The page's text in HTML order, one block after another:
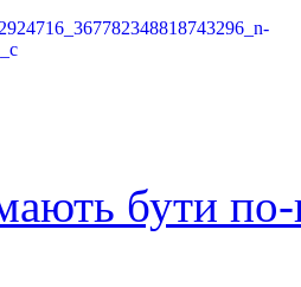
бути по-